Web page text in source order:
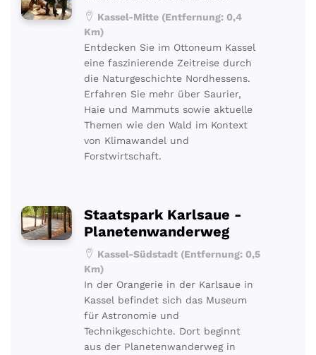
Kassel-Mitte (Entfernung: 0,4
Km)
Entdecken Sie im Ottoneum Kassel
eine faszinierende Zeitreise durch
die Naturgeschichte Nordhessens.
Erfahren Sie mehr über Saurier,
Haie und Mammuts sowie aktuelle
Themen wie den Wald im Kontext
von Klimawandel und
Forstwirtschaft.
Staatspark Karlsaue -
Planetenwanderweg
Kassel-Südstadt (Entfernung: 0,5
Km)
In der Orangerie in der Karlsaue in
Kassel befindet sich das Museum
für Astronomie und
Technikgeschichte. Dort beginnt
aus der Planetenwanderweg in